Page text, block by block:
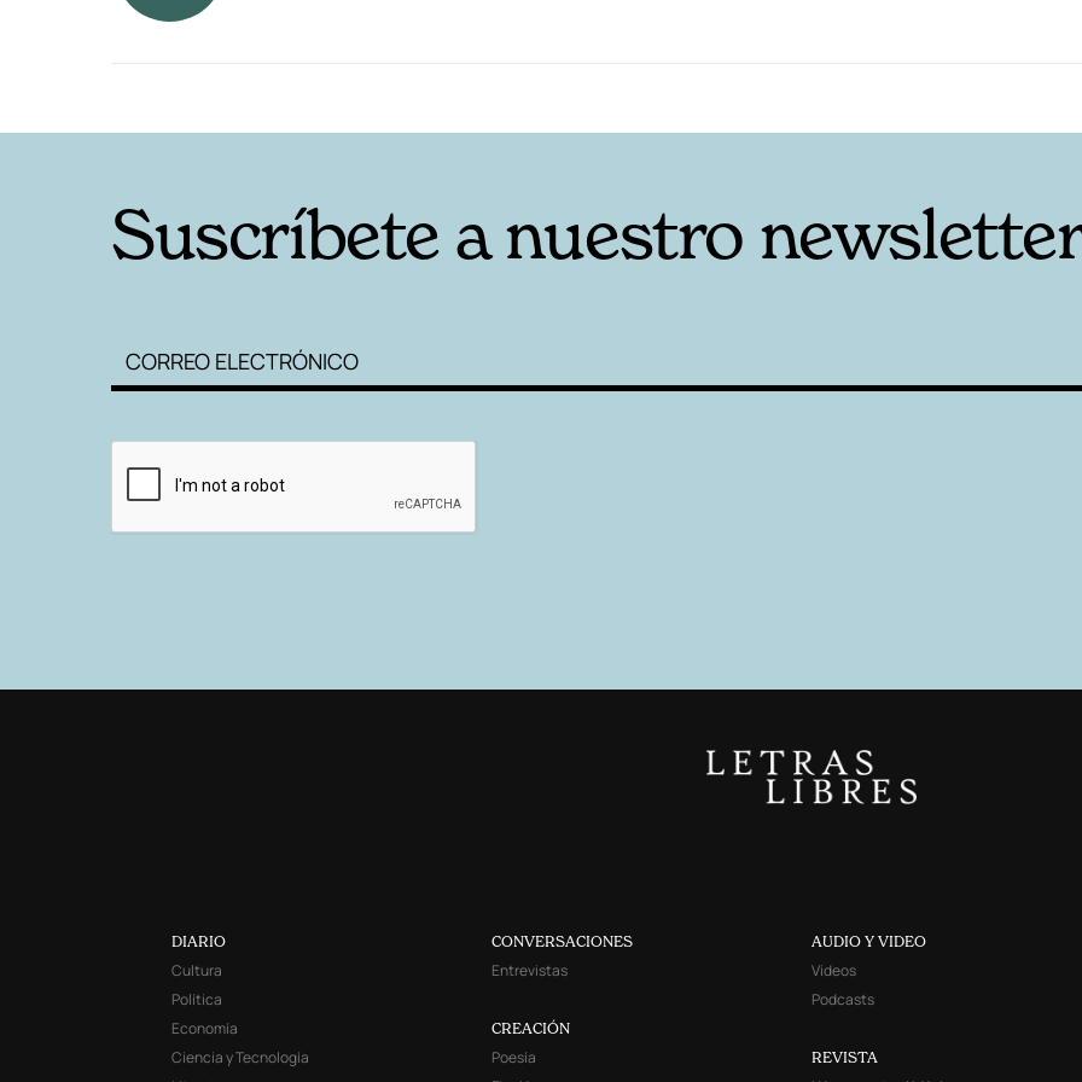
Suscríbete a nuestro
DIARIO
Cultura
Política
Economía
Ciencia y Tecnología
CONVERSACIONES
Entrevistas
CREACIÓN
Poesía
AUDIO Y VIDEO
Videos
Podcasts
REVISTA